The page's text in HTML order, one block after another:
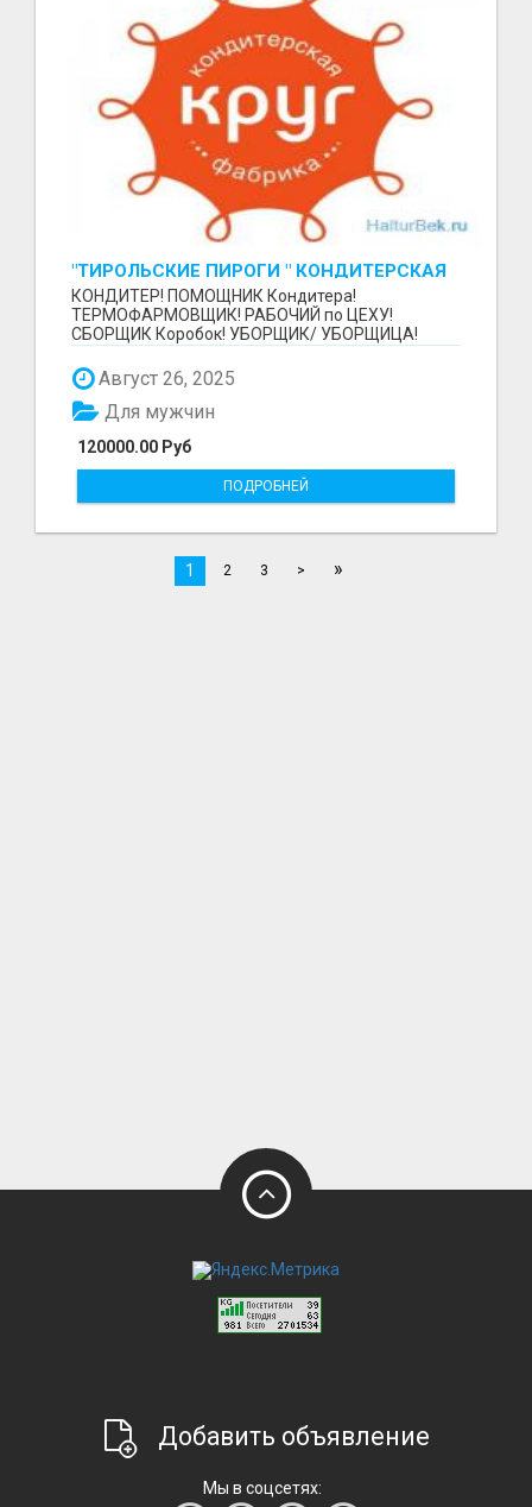
"ТИРОЛЬСКИЕ ПИРОГИ " КОНДИТЕРСКАЯ
ФАБРИКА "КРУГ "
КОНДИТЕР! ПОМОЩНИК Кондитера!
ТЕРМОФАРМОВЩИК! РАБОЧИЙ по ЦЕХУ!
СБОРЩИК Коробок! УБОРЩИК/ УБОРЩИЦА!
~~~~~~~~ Изготовление тортов и пирогов от...
Август 26, 2025
120000.00 Руб
Для мужчин
ПОДРОБНЕЙ
1 2 3 > »
Добавить объявление
Мы в соцсетях: